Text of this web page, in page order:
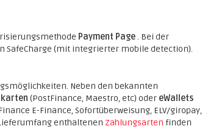
Payment Page. Bei der
SafeCharge (mit integrierter mobile detection).
Neben den bekannten
(PostFinance, Maestro, etc) oder eWallets
E-Finance, Sofortüberweisung, ELV/giropay,
enthaltenen Zahlungsarten finden